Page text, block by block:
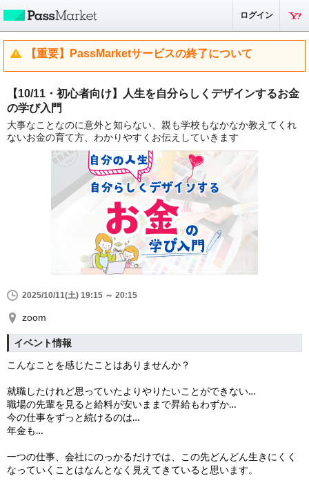
ログイン
【重要】PassMarketサービスの終了について
【10/11・初心者向け】人生を自分らしくデザインするお金
の学び入門
大事なことなのに意外と知らない、親も学校もなかなか教えてくれ
ないお金の育て方、わかりやすくお伝えしていきます
2025/10/11(土) 19:15 ～ 20:15
zoom
イベント情報
こんなことを感じたことはありませんか？
就職したけれど思っていたよりやりたいことができない…
職場の先輩を見ると給料が安いままで昇給もわずか…
今の仕事をずっと続けるのは…
年金も…
一つの仕事、会社にのっかるだけでは、この先どんどん生きにくく
なっていくことはなんとなく見えてきていると思います。